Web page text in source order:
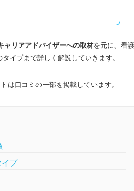
ャリアアドバイザーへの取材を元に、看
イプまで詳しく解説していきます。
は口コミの一部を掲載しています。
イプ